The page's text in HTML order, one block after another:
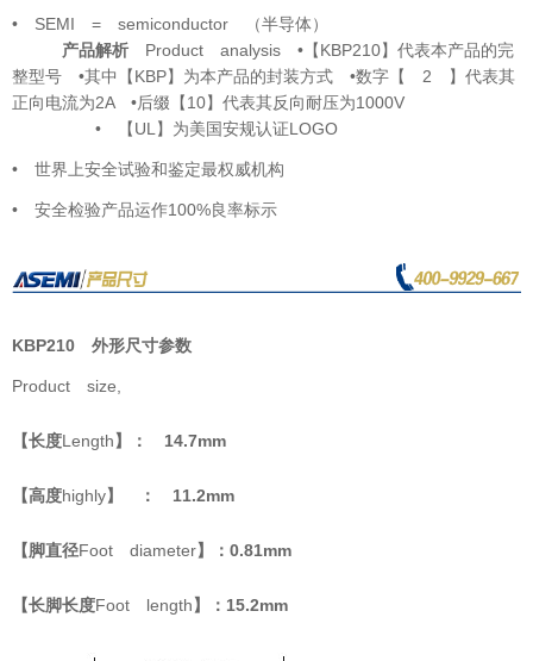
• SEMI = semiconductor （半导体）
产品解析
Product analysis • 【KBP210】代表本产品的完
整型号
•其中【KBP】为本产品的封装方式 •数字【 2 】代表其
正向电流为2A
•后缀【10】代表其反向耐压为1000V
• 【UL】为美国安规认证LOGO
• 世界上安全试验和鉴定最权威机构
• 安全检验产品运作100%良率标示
KBP210 外形尺寸参数
Product size,
【长度Length】： 14.7mm
【高度highly】 ： 11.2mm
【脚直径Foot diameter】：0.81mm
【长脚长度Foot length】：15.2mm